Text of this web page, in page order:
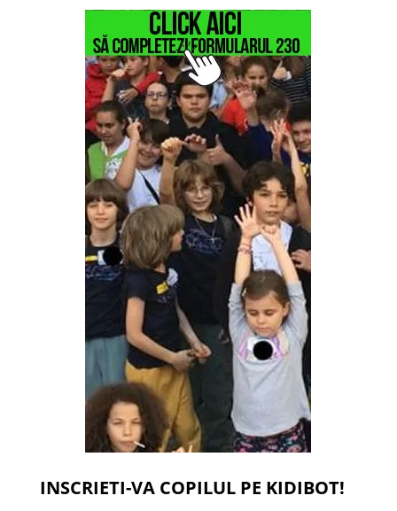
INSCRIETI-VA COPILUL PE KIDIBOT!